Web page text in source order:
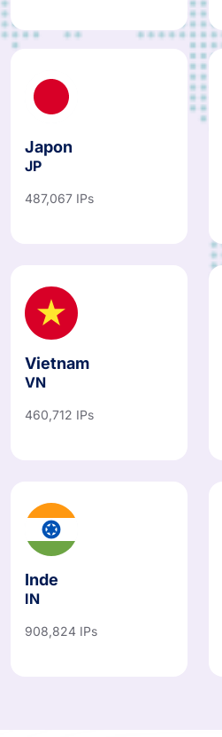
Japon
JP
487,067 IPs
Vietnam
VN
460,712 IPs
Inde
IN
908,824 IPs